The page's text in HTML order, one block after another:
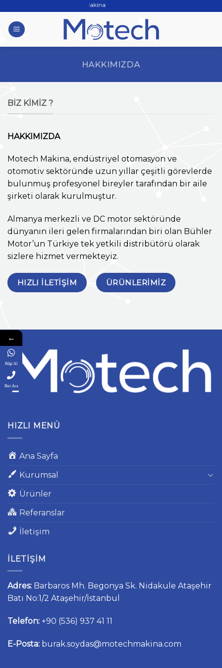
content
Motech Makina
HAKKIMIZDA
BIZ KIMIZ ?
HAKKIMIZDA
Motech Makina, endüstriyel otomasyon ve
otomotiv sektöründe uzun yıllar çeşitli görevlerde
bulunmuş profesyonel bireyler tarafından bir aile
şirketi olarak kurulmuştur.
Almanya merkezli ve DC motor sektöründe
dünyanın ileri gelen firmalarından biri olan Bühler
Motor’un Türkiye tek yetkili distribütörü olarak
sizlere hizmet vermekteyiz.
HIZLI ILETIŞIM ÜRÜNLERIMIZ
HIZLI MENÜ
Ana Sayfa
Kurumsal
Ürünler
Referanslar
İletişim
İLETIŞIM
Adres: Barbaros Mh. Begonya Sk. Nidakule Ataşehir
Batı No:1/2 Ataşehir/İstanbul
Telefon: +90 (536) 937 41 11
E-Posta: burak.soydas@motechmakina.com
←
Bilgi Al
Bizi Ara